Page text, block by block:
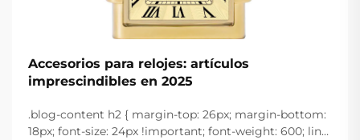
Accesorios para relojes: artículos
imprescindibles en 2025
.blog-content h2 { margin-top: 26px; margin-bottom:
18px; font-size: 24px !important; font-weight: 600; line-